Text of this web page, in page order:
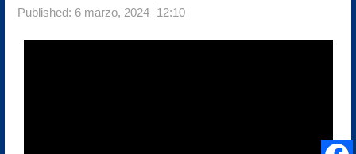
Published: 6 marzo, 2024 12:10